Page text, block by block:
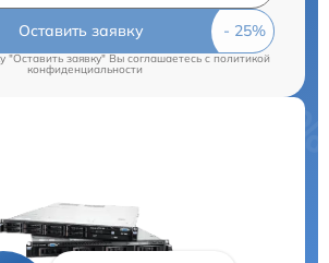
Оставить заявку
"Оставить заявку" Вы соглашаетесь c политикой
конфиденциальности